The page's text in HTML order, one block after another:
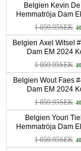
Belgien Kevin
Hemmatröja Dam
ärmar
1 059.95SEK
Belgien Axel Witsel
Dam EM 2024
1 059.95SEK
Belgien Wout Faes
Dam EM 2024
1 059.95SEK
Belgien Youri
Hemmatröja Dam
ärmar
1 059.95SEK